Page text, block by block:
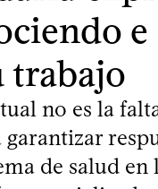
e
trabajo
no es la
de salud en